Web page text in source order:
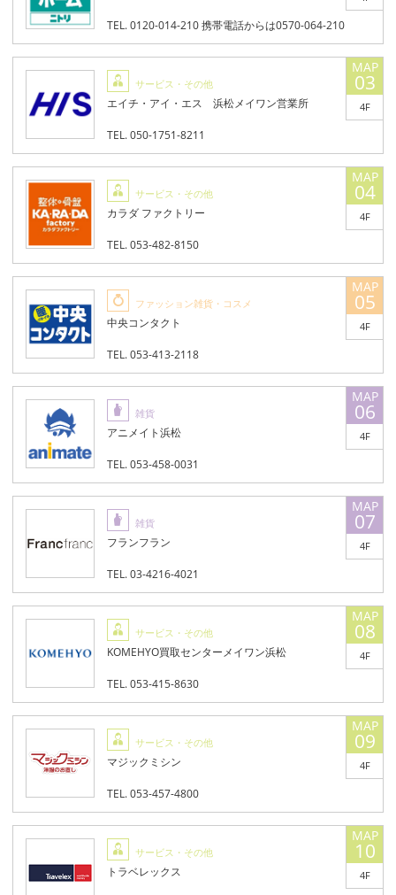
TEL. 0120-014-210 携帯電話からは0570-064-210
サービス・その他 03
4F
エイチ・アイ・エス 浜松メイワン営業所
TEL. 050-1751-8211
サービス・その他 04
4F
カラダ ファクトリー
TEL. 053-482-8150
ファッション雑貨・コスメ 05
4F
中央コンタクト
TEL. 053-413-2118
雑貨 06
4F
アニメイト浜松
TEL. 053-458-0031
雑貨 07
4F
フランフラン
TEL. 03-4216-4021
サービス・その他 08
4F
KOMEHYO買取センターメイワン浜松
TEL. 053-415-8630
サービス・その他 09
4F
マジックミシン
TEL. 053-457-4800
サービス・その他 10
4F
トラベレックス